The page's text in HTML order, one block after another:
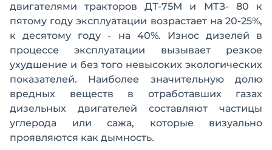
двигателями тракторов ДТ-75М и МТЗ- 80 к
пятому году эксплуатации возрастает на 20-25%,
к десятому году - на 40%. Износ дизелей в
процессе эксплуатации вызывает резкое
ухудшение и без того невысоких экологических
показателей. Наиболее значительную долю
вредных веществ в отработавших газах
дизельных двигателей составляют частицы
углерода или сажа, которые визуально
проявляются как дымность.